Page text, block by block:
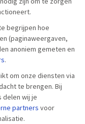
begrijpen hoe
(paginaweergaven,
anoniem gemeten en
.
om onze diensten via
te brengen. Bij
delen wij je
partners voor